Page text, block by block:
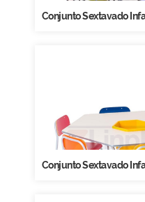
Conjunto Sextavado
Conjunto Sextavado